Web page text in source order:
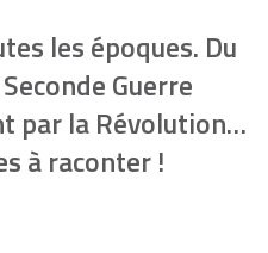
les époques. Du
Guerre
par la Révolution…
à raconter !